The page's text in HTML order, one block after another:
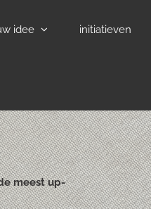
idee initiatieven
meest up-